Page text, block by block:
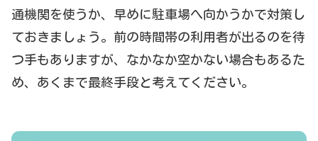
通機関を使うか、早めに駐車場へ向かうかで対策し
ておきましょう。前の時間帯の利用者が出るのを待
つ手もありますが、なかなか空かない場合もあるた
め、あくまで最終手段と考えてください。